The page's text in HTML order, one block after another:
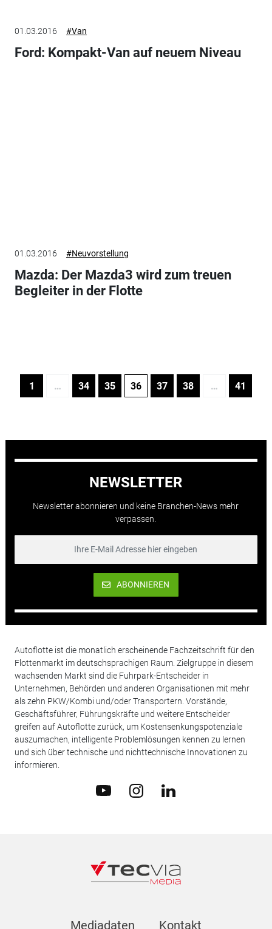
01.03.2016 #Van
Ford: Kompakt-Van auf neuem Niveau
01.03.2016 #Neuvorstellung
Mazda: Der Mazda3 wird zum treuen
Begleiter in der Flotte
1 … 34 35 36 37 38 … 41
NEWSLETTER
Newsletter abonnieren und keine Branchen-News mehr
verpassen.
ABONNIEREN
Autoflotte ist die monatlich erscheinende Fachzeitschrift für den
Flottenmarkt im deutschsprachigen Raum. Zielgruppe in diesem
wachsenden Markt sind die Fuhrpark-Entscheider in
Unternehmen, Behörden und anderen Organisationen mit mehr
als zehn PKW/Kombi und/oder Transportern. Vorstände,
Geschäftsführer, Führungskräfte und weitere Entscheider
greifen auf Autoflotte zurück, um Kostensenkungspotenziale
auszumachen, intelligente Problemlösungen kennen zu lernen
und sich über technische und nichttechnische Innovationen zu
informieren.
Mediadaten Kontakt